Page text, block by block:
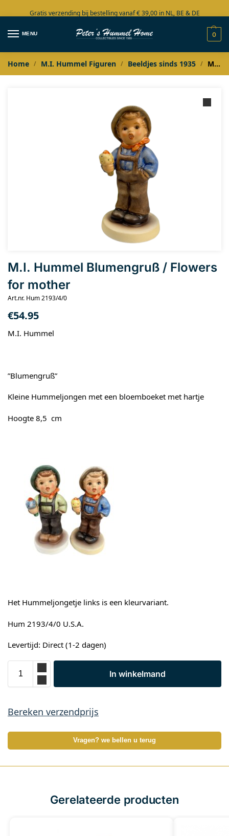
Gratis verzending bij bestelling vanaf € 39,00 in NL, BE & DE
Grote collectie in voorraad
MENU 0
Home / M.I. Hummel Figuren / Beeldjes sinds 1935 / M.I. Hummel Blumengruß / Flowers for mother
M.I. Hummel Blumengruß / Flowers
for mother
Art.nr. Hum 2193/4/0
€54.95
M.I. Hummel
”Blumengruß”
Kleine Hummeljongen met een bloemboeket met hartje
Hoogte 8,5 cm
Het Hummeljongetje links is een kleurvariant.
Hum 2193/4/0 U.S.A.
Levertijd: Direct (1-2 dagen)
In winkelmand
Bereken verzendprijs
Vragen? we bellen u terug
Gerelateerde producten